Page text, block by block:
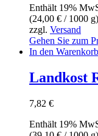
Enthält 19%
(24,00 € / 1000 g)
zzgl. Versand
Gehen Sie zum
In den Warenkorb
Landkost
7,82 €
Enthält 19%